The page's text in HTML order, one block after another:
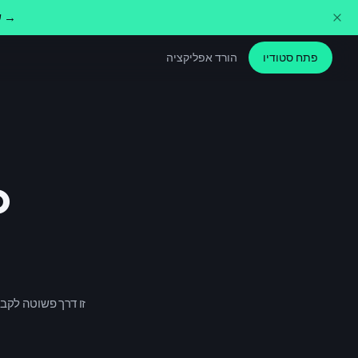
שנו את הקול שלכם בזמן אמת בכל אפליקציה. הורידו בחינם →
הורד אפליקציה פתח סטודיו